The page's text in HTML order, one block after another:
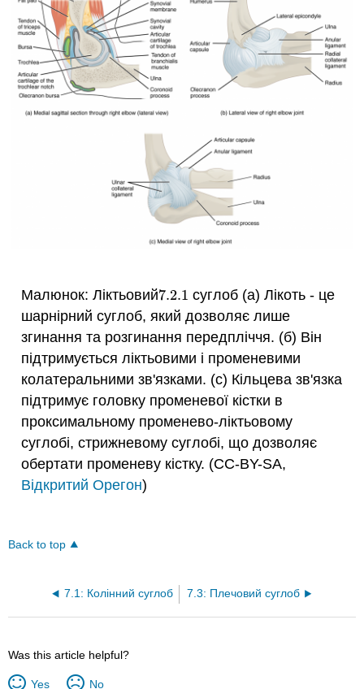
Малюнок: Ліктьовий7.2.1
7.2.1 суглоб (а) Лікоть - це
шарнірний суглоб, який дозволяє лише
згинання та розгинання передпліччя. (б) Він
підтримується ліктьовими і променевими
колатеральними зв'язками. (c) Кільцева зв'язка
підтримує головку променевої кістки в
проксимальному променево-ліктьовому
суглобі, стрижневому суглобі, що дозволяє
обертати променеву кістку. (CC-BY-SA,
Відкритий Орегон)
Back to top
7.1: Колінний суглоб 7.3: Плечовий суглоб
Was this article helpful?
Yes No